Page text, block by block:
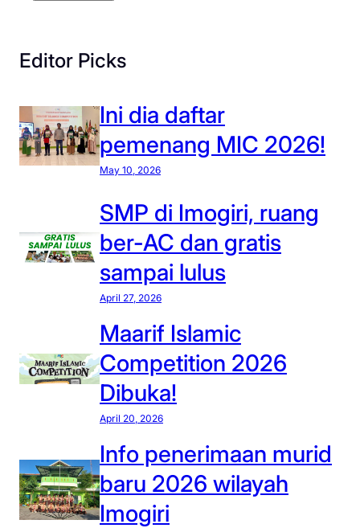
Editor Picks
Ini dia daftar
pemenang MIC 2026!
May 10, 2026
SMP di Imogiri, ruang
ber-AC dan gratis
sampai lulus
April 27, 2026
Maarif Islamic
Competition 2026
Dibuka!
April 20, 2026
Info penerimaan murid
baru 2026 wilayah
Imogiri